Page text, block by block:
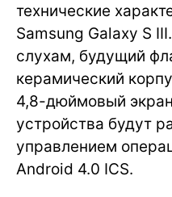
технические
Samsung Galaxy S
слухам, будущий
керамический
4,8-дюймовый
устройства будут
управлением
Android 4.0 ICS.